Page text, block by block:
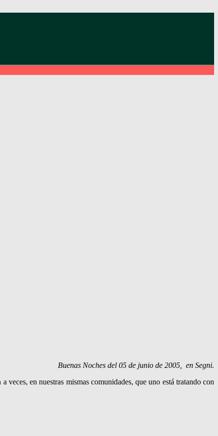
Buenas Noches del 05 de junio de 2005, en Segni.
en nuestras mismas comunidades, que uno está tratando con